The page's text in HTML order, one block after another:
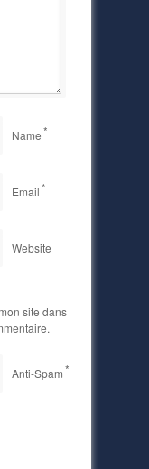
Name*
Email*
Website
site dans
Anti-Spam*